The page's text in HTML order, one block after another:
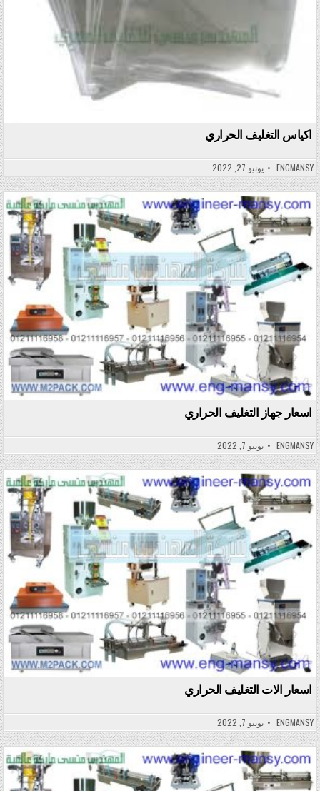
اكياس التغليف الحراري
ENGMANSY يونيو 27, 2022
Posted in
اسعار جهاز التغليف الحراري
ENGMANSY يونيو 7, 2022
Posted in
اسعار الات التغليف الحراري
ENGMANSY يونيو 7, 2022
Posted in